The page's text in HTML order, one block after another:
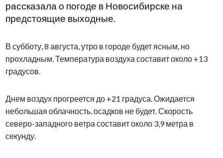
рассказала о погоде в Новосибирске на
предстоящие выходные.
В субботу, 8 августа, утро в городе будет ясным, но
прохладным. Температура воздуха составит около +13
градусов.
Днем воздух прогреется до +21 градуса. Ожидается
небольшая облачность, осадков не будет. Скорость
северо-западного ветра составит около 3,9 метра в
секунду.